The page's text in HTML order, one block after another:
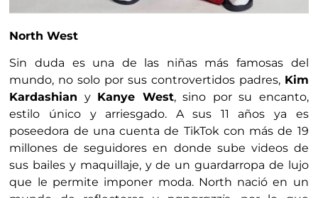
North West
Sin duda es una de las niñas más famosas del
mundo, no solo por sus controvertidos padres, Kim
Kardashian y Kanye West, sino por su encanto,
estilo único y arriesgado. A sus 11 años ya es
poseedora de una cuenta de TikTok con más de 19
millones de seguidores en donde sube videos de
sus bailes y maquillaje, y de un guardarropa de lujo
que le permite imponer moda. North nació en un